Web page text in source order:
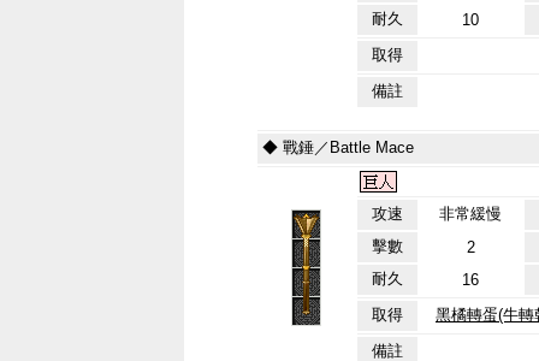
耐久
10
取得
備註
◆ 戰錘／Battle Mace
攻速
非常緩慢
擊數
2
耐久
16
取得
黑橘轉蛋(牛轉
備註